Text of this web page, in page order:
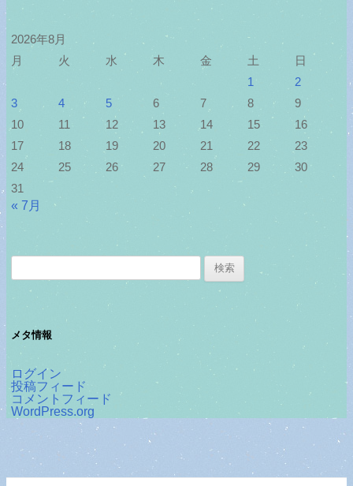
2026年8月
月
火 水 木 金 土
日
1
2
3
4 5 6 7 8
9
10
11 12 13 14 15
16
17
18 19 20 21 22
23
24
25 26 27 28 29
30
31
« 7月
メタ情報
ログイン
投稿フィード
コメントフィード
WordPress.org